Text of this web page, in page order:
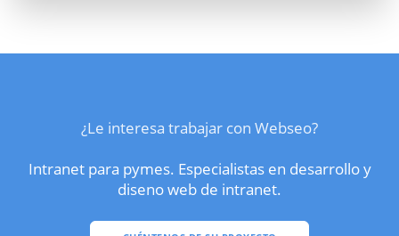
¿Le interesa trabajar con Webseo?
Intranet para pymes. Especialistas en desarrollo y
diseno web de intranet.